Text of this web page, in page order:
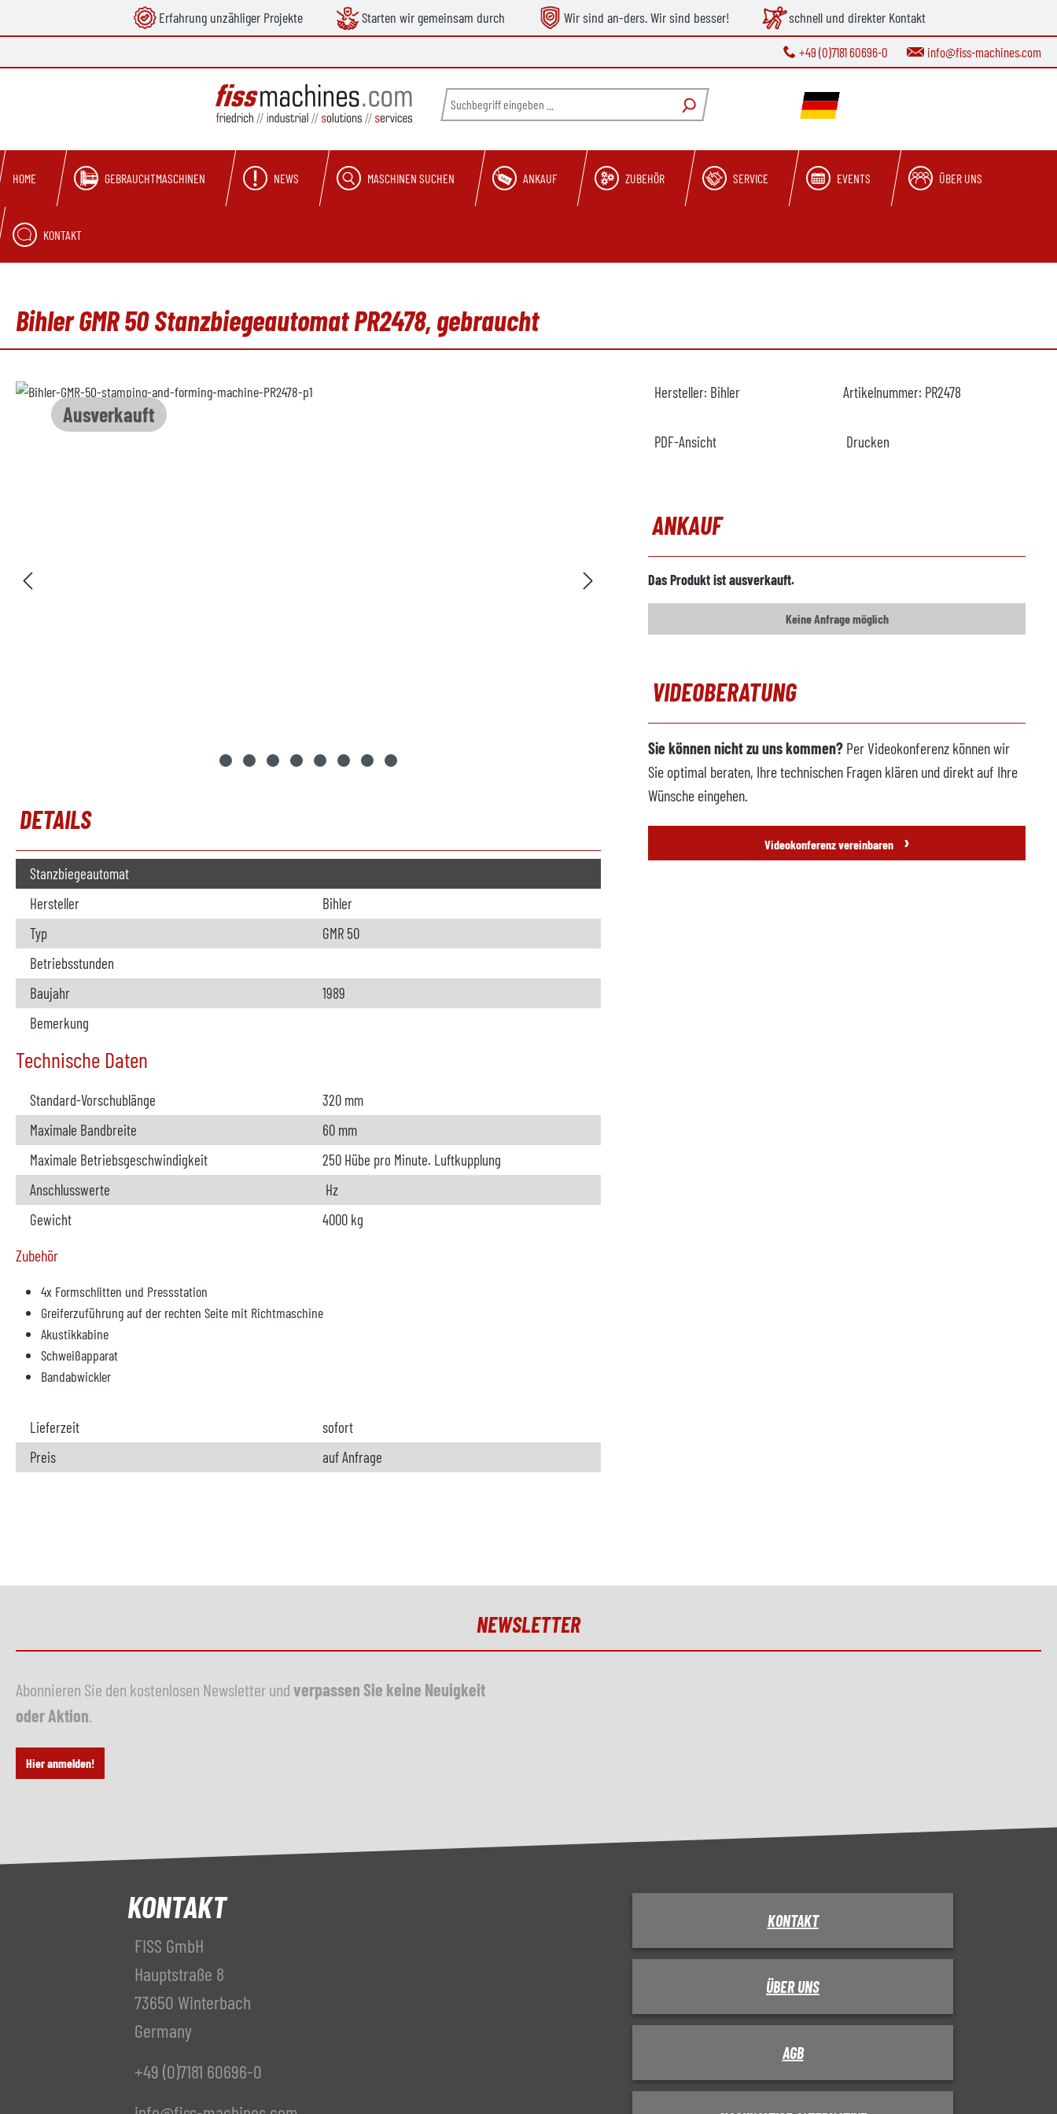
Zur Hauptnavigation springenErfahrung unzähliger Projekte Starten wir gemeinsam durch Wir sind an-ders. Wir sind besser! schnell und direkter Kontakt
+49 (0)7181 60696-0 info@fiss-machines.com
HOME GEBRAUCHTMASCHINEN NEWS MASCHINEN SUCHEN ANKAUF ZUBEHÖR SERVICE EVENTS ÜBER UNS
KONTAKT
Bihler GMR 50 Stanzbiegeautomat PR2478, gebraucht
Ausverkauft
Bildergalerie überspringen
DETAILS
Stanzbiegeautomat
Hersteller
Bihler
Typ
GMR 50
Betriebsstunden
Baujahr
1989
Bemerkung
Technische Daten
Standard-Vorschublänge
320 mm
Maximale Bandbreite
60 mm
Maximale Betriebsgeschwindigkeit
250 Hübe pro Minute. Luftkupplung
Anschlusswerte
Hz
Gewicht
4000 kg
Zubehör
4x Formschlitten und Pressstation
Greiferzuführung auf der rechten Seite mit Richtmaschine
Akustikkabine
Schweißapparat
Bandabwickler
Lieferzeit
sofort
Preis
auf Anfrage
Hersteller: Bihler Artikelnummer: PR2478
PDF-Ansicht Drucken
ANKAUF
Das Produkt ist ausverkauft.
Keine Anfrage möglich
VIDEOBERATUNG
Sie können nicht zu uns kommen? Per Videokonferenz können wir
Sie optimal beraten, Ihre technischen Fragen klären und direkt auf Ihre
Wünsche eingehen.
Videokonferenz vereinbaren ›
NEWSLETTER
Abonnieren Sie den kostenlosen Newsletter undverpassen Sie keine Neuigkeit
oder Aktion
Hier anmelden!
KONTAKT
FISS GmbH
Hauptstraße 8
73650 Winterbach
Germany
+49 (0)7181 60696-0
KONTAKT
ÜBER UNS
AGB